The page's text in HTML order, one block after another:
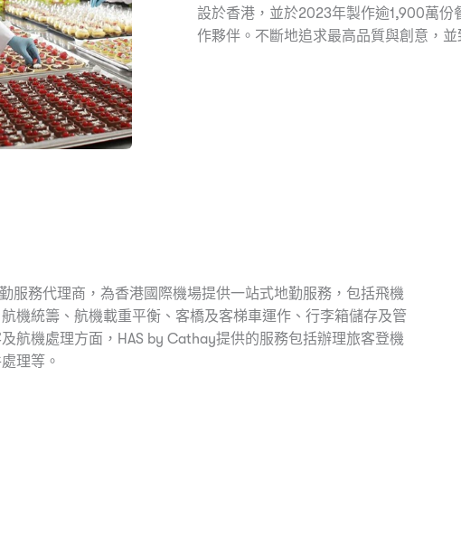
設於香港，並於2023年製作逾1,900萬份
作夥伴。不斷地追求最高品質與創意，並
服務代理商，為香港國際機場提供一站式地勤服務，包括飛機
機統籌、航機載重平衡、客橋及客梯車運作、行李箱儲存及管
航機處理方面，HAS by Cathay提供的服務包括辦理旅客登機
理等。